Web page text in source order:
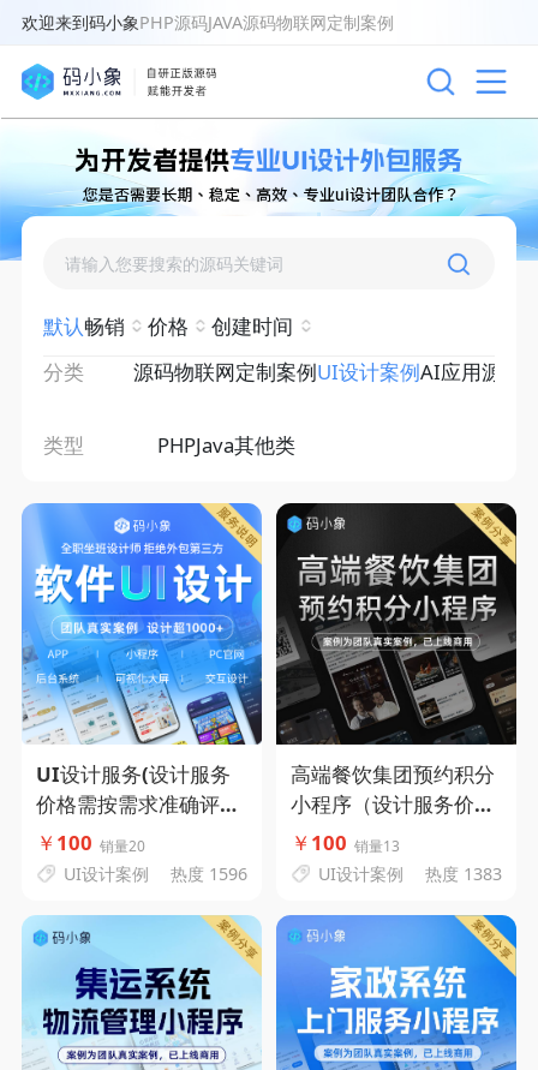
欢迎来到码小象PHP源码JAVA源码物联网定制案例
默认畅销 价格
创建时间
分类
源码物联网定制案例UI设计案例AI应用源码
类型 PHPJava其他类
UI设计服务(设计服务
价格需按需求准确评估)
-码小象源码
￥ 100 销量20
UI设计案例 热度 1596
高端餐饮集团预约积分
小程序（设计服务价格
需按需求准确评估）-码
小象源码
￥ 100 销量13
UI设计案例 热度 1383